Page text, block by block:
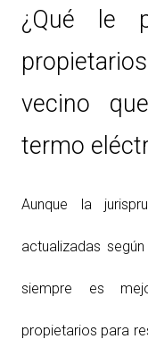
¿Qué le
vecino
termo
Aunque la
actualizadas
siempre es
propietarios para